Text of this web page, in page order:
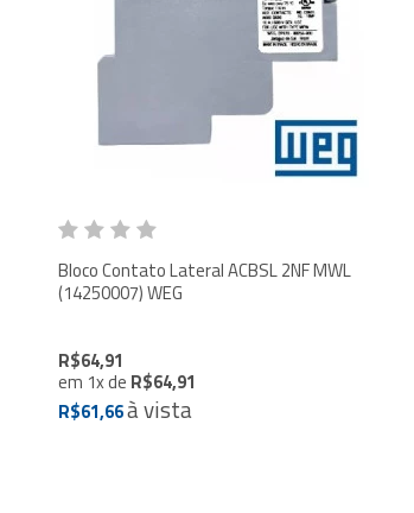
Bloco Contato Lateral ACBSL 2NF MWL
(14250007) WEG
R$64,91
em 1xde R$64,91
R$61,66à vista